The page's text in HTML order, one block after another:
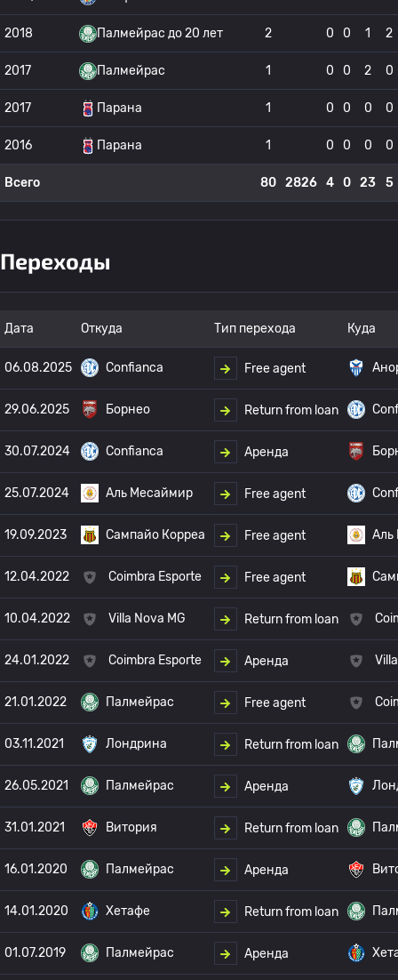
2018 Палмейрас до 20 лет 2 0 0 1 2
2017 Палмейрас 1 0 0 2 0
2017 Парана 1 0 0 0 0
2016 Парана 1 0 0 0 0
Всего 80 2826 4 0 23 5
Переходы
Дата Откуда Тип перехода Куда
06.08.2025 Confianca Free agent
29.06.2025 Борнео Return from loan
30.07.2024 Confianca Аренда
25.07.2024 Аль Месаймир Free agent
19.09.2023 Сампайо Корреа Free agent Аль
12.04.2022 Coimbra Esporte Free agent
10.04.2022 Villa Nova MG Return from loan
24.01.2022 Coimbra Esporte Аренда
21.01.2022 Палмейрас Free agent
03.11.2021 Лондрина Return from loan
26.05.2021 Палмейрас Аренда
31.01.2021 Витория Return from loan
16.01.2020 Палмейрас Аренда
14.01.2020 Хетафе Return from loan
01.07.2019 Палмейрас Аренда